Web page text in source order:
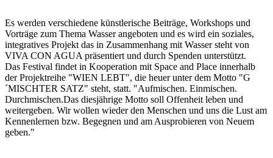
Es werden verschiedene künstlerische Beiträge, Workshops und
Vorträge zum Thema Wasser angeboten und es wird ein soziales,
integratives Projekt das in Zusammenhang mit Wasser steht von
VIVA CON AGUA präsentiert und durch Spenden unterstützt.
Das Festival findet in Kooperation mit Space and Place innerhalb
der Projektreihe "WIEN LEBT", die heuer unter dem Motto "G
´MISCHTER SATZ" steht, statt. "Aufmischen. Einmischen.
Durchmischen.Das diesjährige Motto soll Offenheit leben und
weitergeben. Wir wollen wieder den Menschen und uns die Lust am
Kennenlernen bzw. Begegnen und am Ausprobieren von Neuem
geben."